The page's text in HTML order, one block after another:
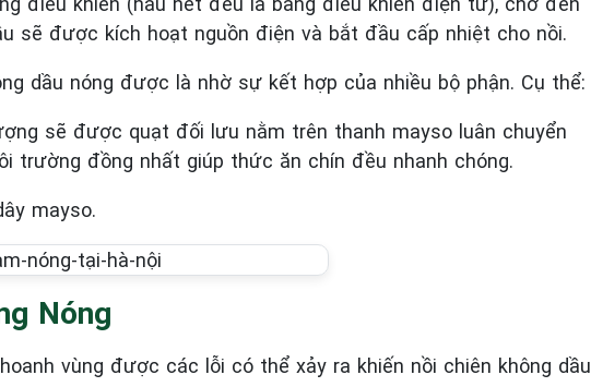
sẽ được kích hoạt nguồn điện và bắt đầu cấp nhiệt cho nồi.
dầu nóng được là nhờ sự kết hợp của nhiều bộ phận. Cụ thể:
sẽ được quạt đối lưu nằm trên thanh mayso luân chuyển
trường đồng nhất giúp thức ăn chín đều nhanh chóng.
mayso.
Nóng
vùng được các lỗi có thể xảy ra khiến nồi chiên không dầu